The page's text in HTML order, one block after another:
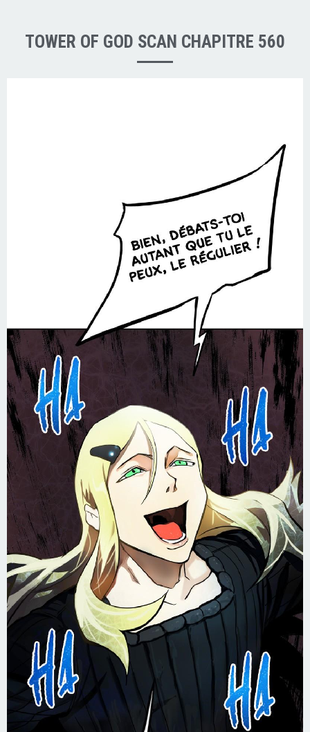
TOWER OF GOD SCAN CHAPITRE 560